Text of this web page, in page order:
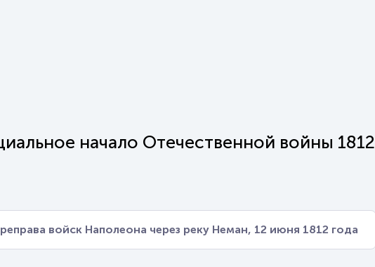
начало Отечественной войны 1812
войск Наполеона через реку Неман, 12 июня 1812 года